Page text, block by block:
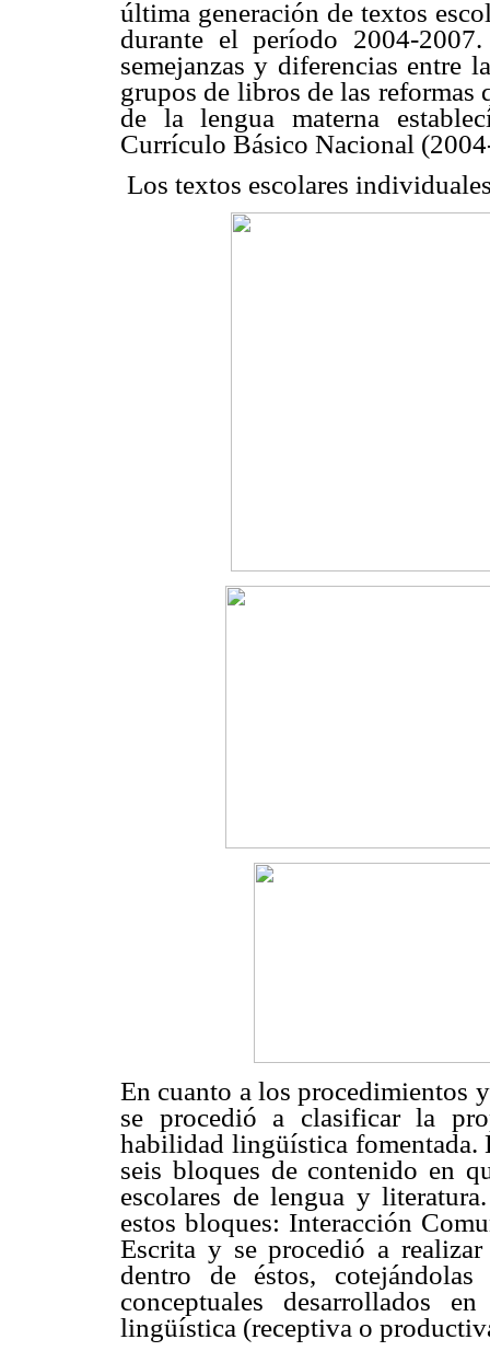
última generación de textos
durante el período 2004-
semejanzas y diferencias entre
grupos de libros de las reformas
de la lengua materna
Currículo Básico Nacional
Los textos escolares
En cuanto a los procedimientos
se procedió a clasificar la
habilidad lingüística fomentada.
seis bloques de contenido en
escolares de lengua y
estos bloques: Interacción
Escrita y se procedió a
dentro de éstos,
conceptuales desarrollados
lingüística (receptiva o